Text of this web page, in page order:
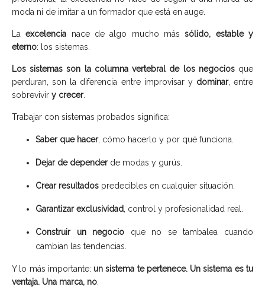
moda ni de imitar a un formador que está en auge.
Laexcelencia nace de algo mucho mássólido, estable y
eterno: los sistemas.
Los sistemas son la columna vertebral de los negociosque
perduran, son la diferencia entre improvisar y dominar, entre
sobrevivir y crecer.
Trabajar con sistemas probados significa:
Saber que hacer, cómo hacerlo y por qué funciona.
Dejar de dependerde modas y gurús.
Crear resultados predecibles en cualquier situación.
Garantizar exclusividad , control y profesionalidad real.
Construir un negocio que no se tambalea cuando
cambian las tendencias.
Y lo más importante: un sistema te pertenece. Un sistema es tu
ventaja. Una marca, no